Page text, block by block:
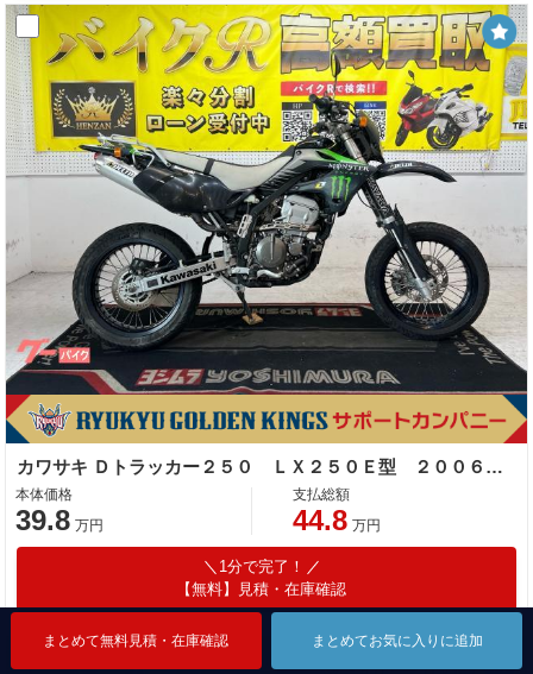
まとめて無料見積・在庫確認 まとめてお気に入りに追加
まとめて無料見積・在庫確認 まとめてお気に入りに追加
カワサキ Ｄトラッカー２５０ ＬＸ２５０Ｅ型 ２００６年モデル 社外ヘッドライト
本体価格
39.8 万円
支払総額
44.8 万円
1分で完了！
【無料】見積・在庫確認
まとめて無料見積・在庫確認 まとめてお気に入りに追加